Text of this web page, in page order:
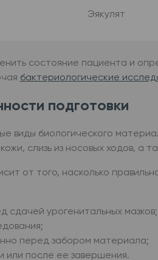
Эякулят
состояние пациента и
бактериологические
подготовки
виды биологического
слизь из носовых ходов, а
от того, насколько
сдачей урогенитальных мазков;
перед забором материала;
или после ее завершения.